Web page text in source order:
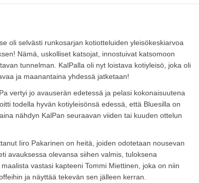
oli selvästi runkosarjan kotiotteluiden yleisökeskiarvoa
Nämä, uskolliset katsojat, innostuivat katsomoon
tunnelman. KalPalla oli nyt loistava kotiyleisö, joka oli
ja maanantaina yhdessä jatketaan!
vertyi jo avauserän edetessä ja pelasi kokonaisuutena
todella hyvän kotiyleisönsä edessä, että Bluesilla on
nähdyn KalPan seuraavan viiden tai kuuden ottelun
Iiro Pakarinen on heitä, joiden odotetaan nousevan
avauksessa olevansa siihen valmis, tuloksena
vastasi kapteeni Tommi Miettinen, joka on niin
ja näyttää tekevän sen jälleen kerran.